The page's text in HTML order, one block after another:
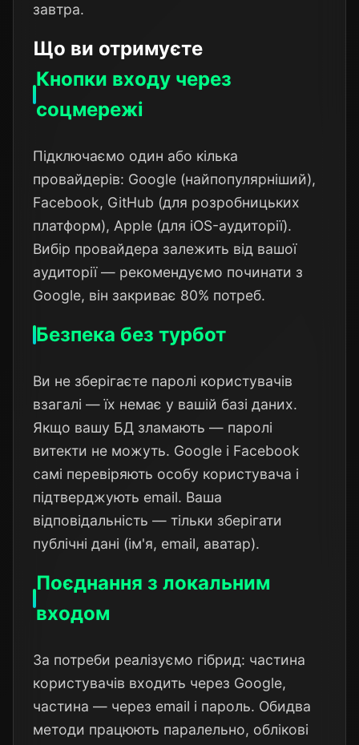
завтра.
Що ви отримуєте
Кнопки входу через
соцмережі
Підключаємо один або кілька
провайдерів: Google (найпопулярніший),
Facebook, GitHub (для розробницьких
платформ), Apple (для iOS-аудиторії).
Вибір провайдера залежить від вашої
аудиторії — рекомендуємо починати з
Google, він закриває 80% потреб.
Безпека без турбот
Ви не зберігаєте паролі користувачів
взагалі — їх немає у вашій базі даних.
Якщо вашу БД зламають — паролі
витекти не можуть. Google і Facebook
самі перевіряють особу користувача і
підтверджують email. Ваша
відповідальність — тільки зберігати
публічні дані (ім'я, email, аватар).
Поєднання з локальним
входом
За потреби реалізуємо гібрид: частина
користувачів входить через Google,
частина — через email і пароль. Обидва
методи працюють паралельно, облікові